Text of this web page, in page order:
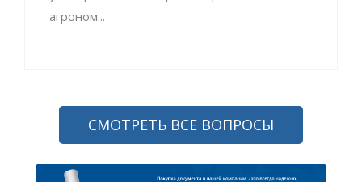
агроном...
СМОТРЕТЬ ВСЕ ВОПРОСЫ